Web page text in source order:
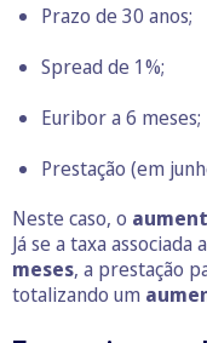
Prazo de 30 anos;
Spread de 1%;
Euribor a 6 meses;
Prestação (em
Neste caso, o
Já se a taxa
meses, a prestação
totalizando um